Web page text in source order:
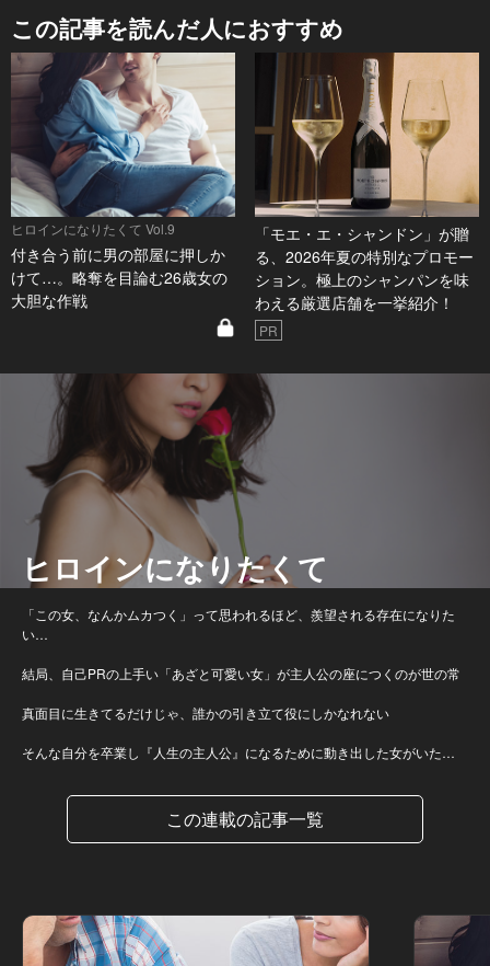
この記事を読んだ人におすすめ
ヒロインになりたくて Vol.9
付き合う前に男の部屋に押しか
けて…。略奪を目論む26歳女の
大胆な作戦
「モエ・エ・シャンドン」が贈
る、2026年夏の特別なプロモー
ション。極上のシャンパンを味
わえる厳選店舗を一挙紹介！
PR
ヒロインになりたくて
「この女、なんかムカつく」って思われるほど、羨望される存在になりた
い…
結局、自己PRの上手い「あざと可愛い女」が主人公の座につくのが世の常
真面目に生きてるだけじゃ、誰かの引き立て役にしかなれない
そんな自分を卒業し『人生の主人公』になるために動き出した女がいた…
この連載の記事一覧